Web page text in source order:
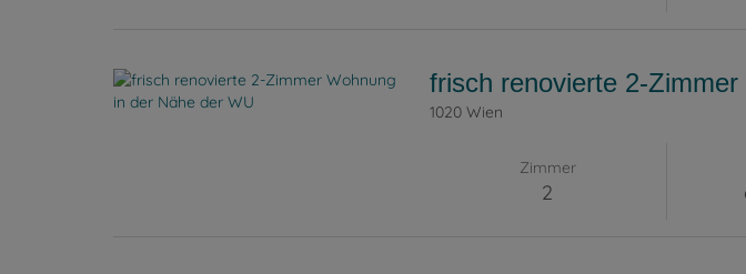
frisch renovierte 2-
1020 Wien
Zimmer
2